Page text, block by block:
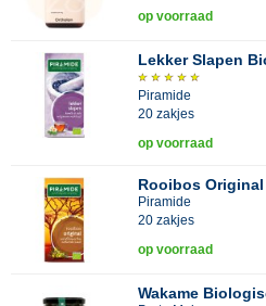
op voorraad
Lekker Slapen
Piramide
20 zakjes
op voorraad
Rooibos
Piramide
20 zakjes
op voorraad
Wakame